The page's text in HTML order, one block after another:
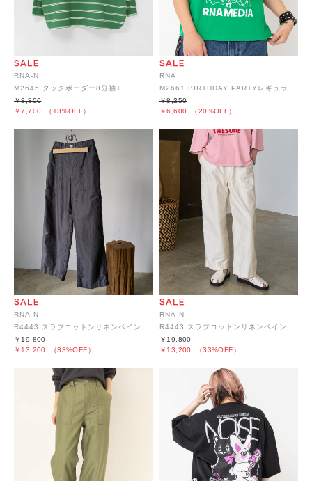
RNA-N
M2645 タックボーダー8分袖T
￥7,700 （13%OFF）
￥8,800
RNA
￥6,600 （20%OFF）
￥8,250
RNA-N
￥13,200 （33%OFF）
￥19,800
RNA-N
￥13,200 （33%OFF）
￥19,800